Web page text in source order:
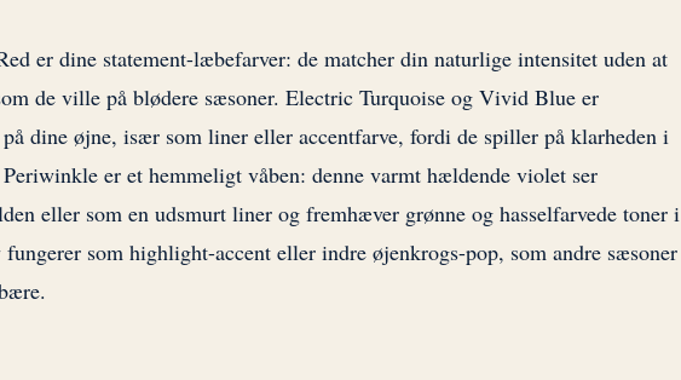
er dine statement-læbefarver: de matcher din naturlige intensitet uden at
de ville på blødere sæsoner. Electric Turquoise og Vivid Blue er
dine øjne, især som liner eller accentfarve, fordi de spiller på klarheden i
er et hemmeligt våben: denne varmt hældende violet ser
eller som en udsmurt liner og fremhæver grønne og hasselfarvede toner i
som highlight-accent eller indre øjenkrogs-pop, som andre sæsoner